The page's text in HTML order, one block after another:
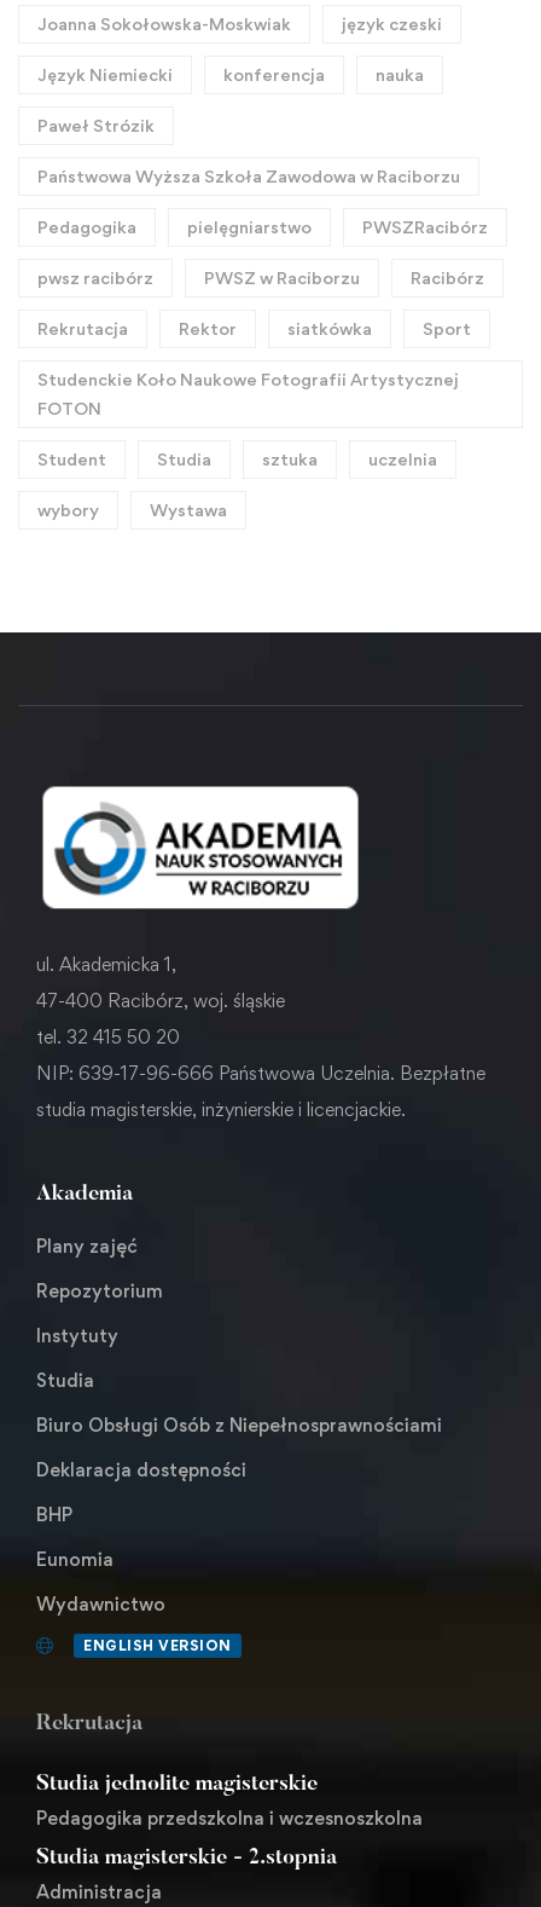
Joanna Sokołowska-Moskwiak język czeski
Język Niemiecki konferencja nauka
Paweł Strózik
Państwowa Wyższa Szkoła Zawodowa w Raciborzu
Pedagogika pielęgniarstwo PWSZRacibórz
pwsz racibórz PWSZ w Raciborzu Racibórz
Rekrutacja Rektor siatkówka Sport
Studenckie Koło Naukowe Fotografii Artystycznej
FOTON
Student Studia sztuka uczelnia
wybory Wystawa
ul. Akademicka 1,
47-400 Racibórz, woj. śląskie
tel. 32 415 50 20
NIP: 639-17-96-666 Państwowa Uczelnia. Bezpłatne
studia magisterskie, inżynierskie i licencjackie.
Akademia
Plany zajęć
Repozytorium
Instytuty
Studia
Biuro Obsługi Osób z Niepełnosprawnościami
Deklaracja dostępności
BHP
Eunomia
Wydawnictwo
ENGLISH VERSION
Rekrutacja
Studia jednolite magisterskie
Pedagogika przedszkolna i wczesnoszkolna
Studia magisterskie - 2.stopnia
Administracja